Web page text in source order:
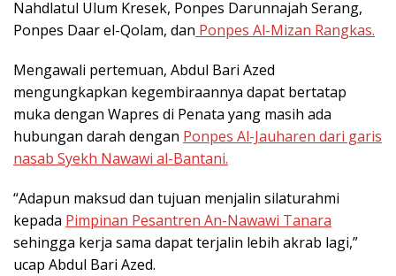
Nahdlatul Ulum Kresek, Ponpes Darunnajah Serang,
Ponpes Daar el-Qolam, dan Ponpes Al-Mizan Rangkas.
Mengawali pertemuan, Abdul Bari Azed
mengungkapkan kegembiraannya dapat bertatap
muka dengan Wapres di Penata yang masih ada
hubungan darah dengan Ponpes Al-Jauharen dari garis
nasab Syekh Nawawi al-Bantani.
“Adapun maksud dan tujuan menjalin silaturahmi
kepada Pimpinan Pesantren An-Nawawi Tanara
sehingga kerja sama dapat terjalin lebih akrab lagi,”
ucap Abdul Bari Azed.